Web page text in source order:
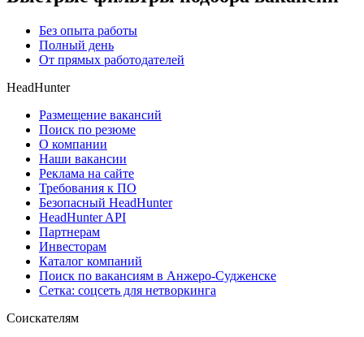
Без опыта работы
Полный день
От прямых работодателей
HeadHunter
Размещение вакансий
Поиск по резюме
О компании
Наши вакансии
Реклама на сайте
Требования к ПО
Безопасный HeadHunter
HeadHunter API
Партнерам
Инвесторам
Каталог компаний
Поиск по вакансиям в Анжеро-Судженске
Сетка: соцсеть для нетворкинга
Соискателям